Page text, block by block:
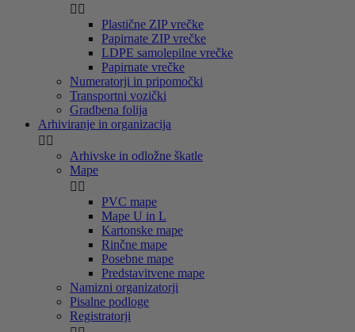
 
Plastične ZIP vrečke
Papirnate ZIP vrečke
LDPE samolepilne vrečke
Papirnate vrečke
Numeratorji in pripomočki
Transportni vozički
Gradbena folija
Arhiviranje in organizacija
 
Arhivske in odložne škatle
Mape
 
PVC mape
Mape U in L
Kartonske mape
Rinčne mape
Posebne mape
Predstavitvene mape
Namizni organizatorji
Pisalne podloge
Registratorji